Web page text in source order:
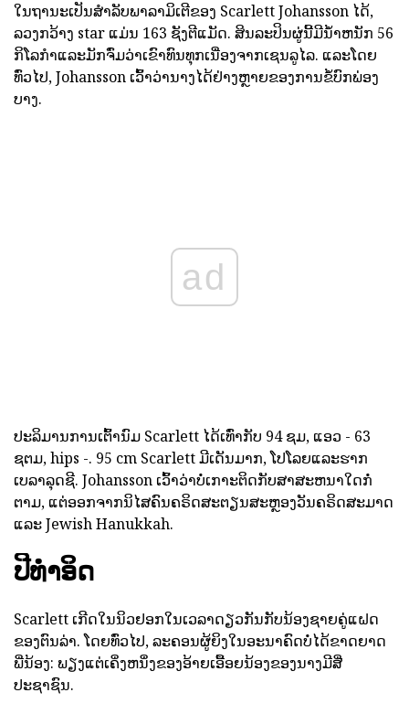
ໃນຖານະເປັນສໍາລັບພາລາມິເຕີຂອງ Scarlett Johansson ໄດ້,
ລວງກວ້າງ star ແມ່ນ 163 ຊັງຕີແມັດ. ສິນລະປິນຜູ່ນີ້ມີນ້ໍາຫນັກ 56
ກິໂລກໍາແລະມັກຈົ່ມວ່າເຂົາທົນທຸກເນື່ອງຈາກເຊນລູໄລ. ແລະໂດຍ
ທົ່ວໄປ, Johansson ເວົ້າວ່ານາງໄດ້ຢ່າງຫຼາຍຂອງການຂໍ້ບົກພ່ອງ
ບາງ.
ad
ປະລິມານການເຕົ້ານົມ Scarlett ໄດ້ເທົ່າກັບ 94 ຊມ, ແອວ - 63
ຊຕມ, hips -. 95 cm Scarlett ມີເດັນມາກ, ໂປໂລຍແລະຮາກ
ເບລາລຸດຊີ. Johansson ເວົ້າວ່າບໍ່ເກາະຕິດກັບສາສະຫນາໃດກໍ່
ຕາມ, ແຕ່ອອກຈາກນິໄສຄົນຄຣິດສະຕຽນສະຫຼອງວັນຄຣິດສະມາດ
ແລະ Jewish Hanukkah.
ປີທໍາອິດ
Scarlett ເກີດໃນນິວຢອກໃນເວລາດຽວກັນກັບນ້ອງຊາຍຄູ່ແຝດ
ຂອງຕົນລ່າ. ໂດຍທົ່ວໄປ, ລະຄອນຜູ້ຍິງໃນອະນາຄົດບໍ່ໄດ້ຂາດຍາດ
ພີ່ນ້ອງ: ພຽງແຕ່ເຄິ່ງຫນຶ່ງຂອງອ້າຍເອື້ອຍນ້ອງຂອງນາງມີສີ່
ປະຊາຊົນ.